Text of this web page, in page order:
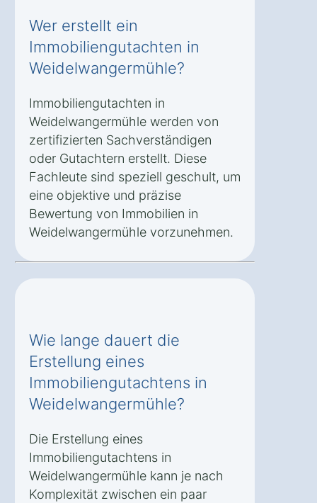
Wer erstellt ein
Immobiliengutachten in
Weidelwangermühle?
Immobiliengutachten in
Weidelwangermühle werden von
zertifizierten Sachverständigen
oder Gutachtern erstellt. Diese
Fachleute sind speziell geschult, um
eine objektive und präzise
Bewertung von Immobilien in
Weidelwangermühle vorzunehmen.
Wie lange dauert die
Erstellung eines
Immobiliengutachtens in
Weidelwangermühle?
Die Erstellung eines
Immobiliengutachtens in
Weidelwangermühle kann je nach
Komplexität zwischen ein paar